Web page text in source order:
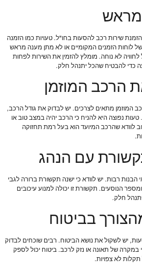
מראש
שירות רכב להסעות בחו"ל. טעויות כמו הזמנה
לוחות הזמנים המקומיים או לא מתן מענה מראש
לחוויה לא נוחה. מומלץ להזמין את השירות לפחות
כדי להבטיח שהכל יתנהל חלק.
הרכב המוזמן
המוזמן מתאים לצרכים. יש לבדוק את גודל הרכב,
טעות נפוצה היא להניח כי הרכב יהיה במצב טוב או
לוודא שהרכב המיועד הוא בעל רמת תחזוקה
עם הנהג
הבנות רבות. יש לוודא כי ישנה תקשורת ברורה לגבי
הנוסעים. תקשורת זו יכולה למנוע עיכובים
חלק.
בביטוח
יש לשקול את נושא הביטוח. רבים שוכחים לבדוק
במקרה של תאונה או נזק לרכב. ביטוח יכול לספק
לא צפויות.